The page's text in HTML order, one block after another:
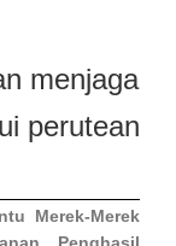
menjaga
perutean
Merek-Merek